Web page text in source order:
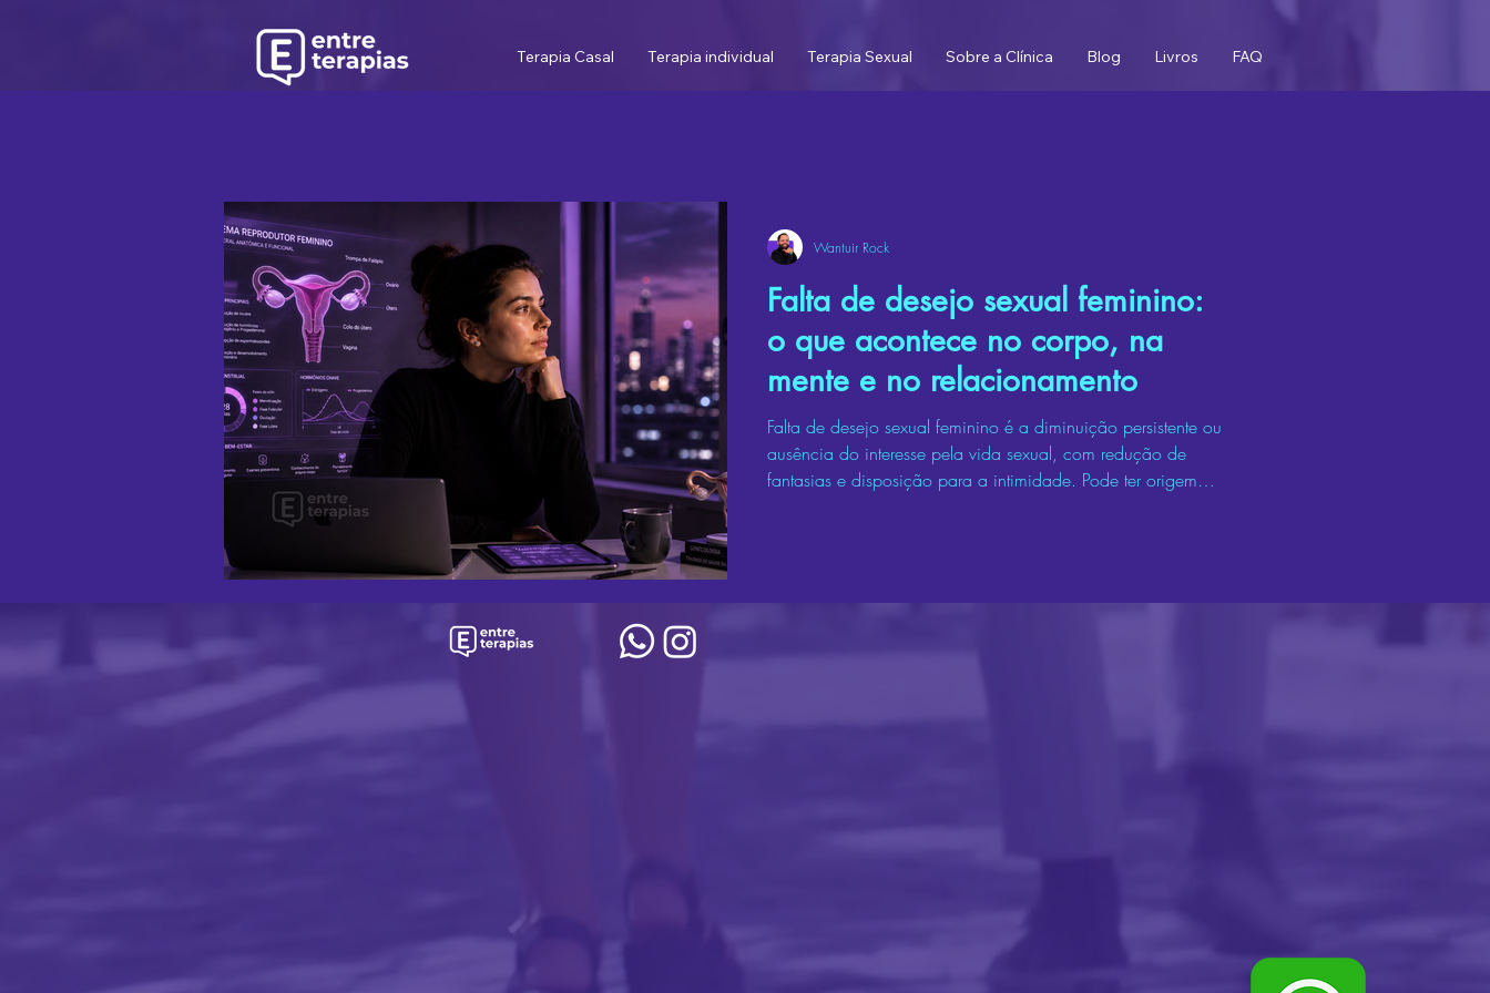
Terapia Casal Terapia individual Terapia Sexual Sobre a Clínica Blog Livros FAQ
Falta de desejo sexual feminino:
o que acontece no corpo, na
mente e no relacionamento
Falta de desejo sexual feminino é a diminuição persistente ou
ausência do interesse pela vida sexual, com redução de
fantasias e disposição para a intimidade. Pode ter origem
Wantuir Rock